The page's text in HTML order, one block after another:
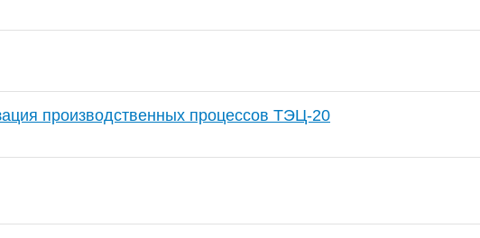
производственных процессов ТЭЦ-20